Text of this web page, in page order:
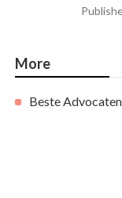
More
Beste Advocaten